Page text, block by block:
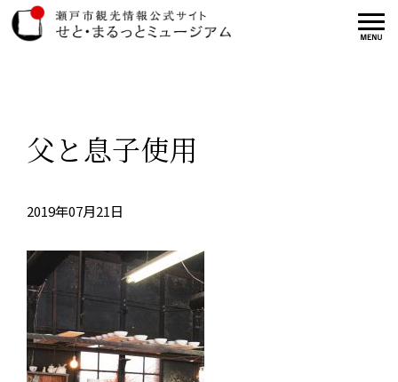
父と息子使用
2019年07月21日